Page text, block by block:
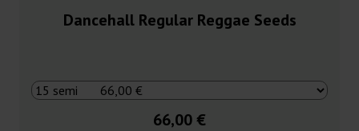
Dancehall Regular Reggae Seeds
66,00 €